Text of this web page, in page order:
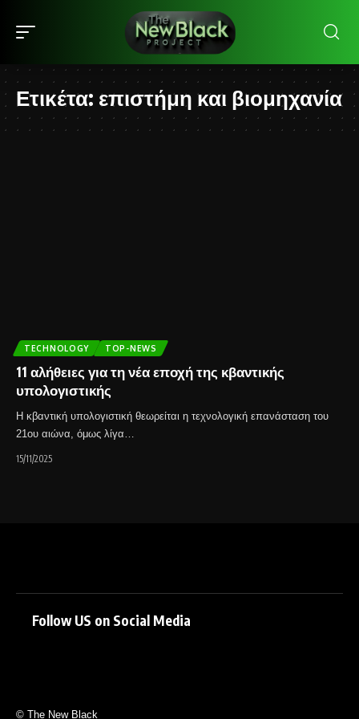
Ετικέτα: επιστήμη και βιομηχανία
TECHNOLOGY TOP-NEWS
11 αλήθειες για τη νέα εποχή της κβαντικής
υπολογιστικής
Η κβαντική υπολογιστική θεωρείται η τεχνολογική επανάσταση του
21ου αιώνα, όμως λίγα…
15/11/2025
Follow US on Social Media
© The New Black